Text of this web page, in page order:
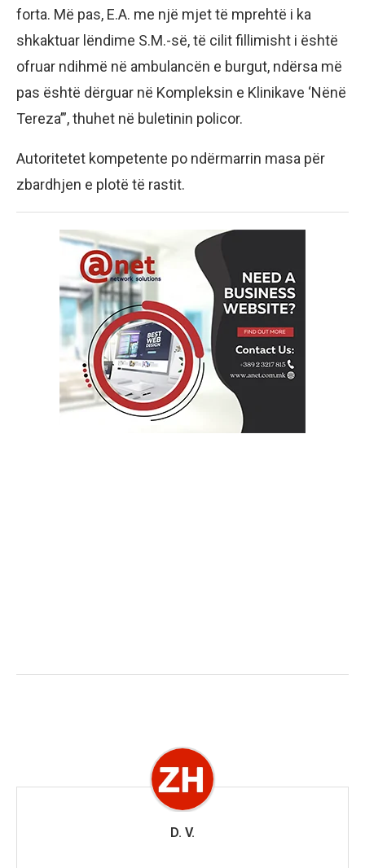
forta. Më pas, E.A. me një mjet të mprehtë i ka
shkaktuar lëndime S.M.-së, të cilit fillimisht i është
ofruar ndihmë në ambulancën e burgut, ndërsa më
pas është dërguar në Kompleksin e Klinikave ‘Nënë
Tereza’”, thuhet në buletinin policor.
Autoritetet kompetente po ndërmarrin masa për
zbardhjen e plotë të rastit.
D. V.